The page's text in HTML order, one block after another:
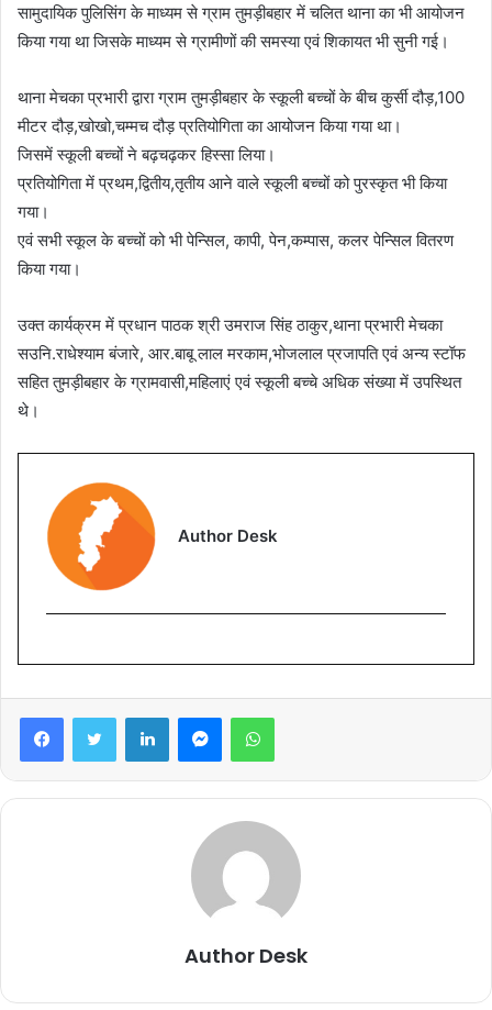
सामुदायिक पुलिसिंग के माध्यम से ग्राम तुमड़ीबहार में चलित थाना का भी आयोजन
किया गया था जिसके माध्यम से ग्रामीणों की समस्या एवं शिकायत भी सुनी गई।
थाना मेचका प्रभारी द्वारा ग्राम तुमड़ीबहार के स्कूली बच्चों के बीच कुर्सी दौड़,100
मीटर दौड़,खोखो,चम्मच दौड़ प्रतियोगिता का आयोजन किया गया था।
जिसमें स्कूली बच्चों ने बढ़चढ़कर हिस्सा लिया।
प्रतियोगिता में प्रथम,द्वितीय,तृतीय आने वाले स्कूली बच्चों को पुरस्कृत भी किया
गया।
एवं सभी स्कूल के बच्चों को भी पेन्सिल, कापी, पेन,कम्पास, कलर पेन्सिल वितरण
किया गया।
उक्त कार्यक्रम में प्रधान पाठक श्री उमराज सिंह ठाकुर,थाना प्रभारी मेचका
सउनि.राधेश्याम बंजारे, आर.बाबू लाल मरकाम,भोजलाल प्रजापति एवं अन्य स्टॉफ
सहित तुमड़ीबहार के ग्रामवासी,महिलाएं एवं स्कूली बच्चे अधिक संख्या में उपस्थित
थे।
Author Desk
Author Desk